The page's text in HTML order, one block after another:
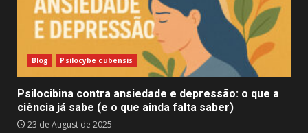
Blog Psilocybe cubensis
Psilocibina contra ansiedade e depressão: o que a
ciência já sabe (e o que ainda falta saber)
23 de August de 2025